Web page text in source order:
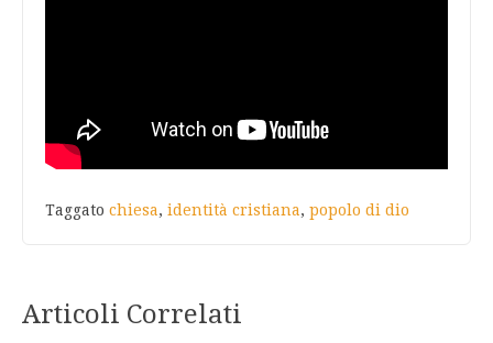
Taggato chiesa, identità cristiana, popolo di dio
Articoli Correlati